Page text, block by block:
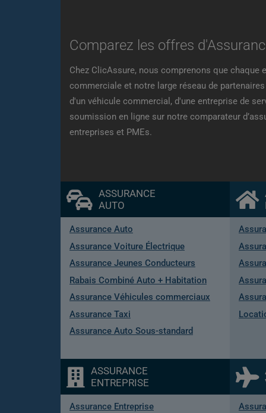
Comparez les offres
Chez ClicAssure, nous comprenons que chaque
commerciale et notre large réseau de
d'un véhicule commercial, d'une entreprise de
soumission en ligne sur notre comparateur
entreprises et PMEs.
ASSURANCE
AUTO
Assurance Auto
Assurance Voiture Électrique
Assurance Jeunes Conducteurs
Rabais Combiné Auto + Habitation
Assurance Véhicules commerciaux
Assurance Taxi
Assurance Auto Sous-standard
ASSURANCE
ENTREPRISE
Assurance Entreprise